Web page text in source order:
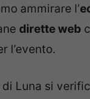
ammirare l’
dirette web
l’evento.
di Luna si